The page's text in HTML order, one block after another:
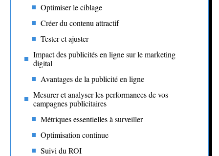
Optimiser le ciblage
Créer du contenu attractif
Tester et ajuster
Impact des publicités en ligne sur le marketing
digital
Avantages de la publicité en ligne
Mesurer et analyser les performances de vos
campagnes publicitaires
Métriques essentielles à surveiller
Optimisation continue
Suivi du ROI